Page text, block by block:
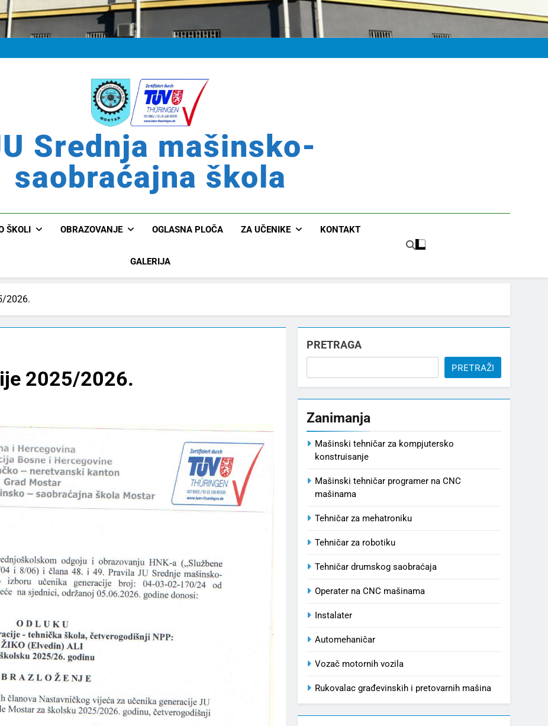
Srednja mašinsko-
saobraćajna škola
ŠKOLI OBRAZOVANJE OGLASNA PLOČA ZA UČENIKE KONTAKT
GALERIJA
2026.
2025/2026.
PRETRAGA
PRETRAŽI
Zanimanja
Mašinski tehničar za kompjutersko
konstruisanje
Mašinski tehničar programer na CNC
mašinama
Tehničar za mehatroniku
Tehničar za robotiku
Tehničar drumskog saobraćaja
Operater na CNC mašinama
Instalater
Automehaničar
Vozač motornih vozila
Rukovalac građevinskih i pretovarnih mašina